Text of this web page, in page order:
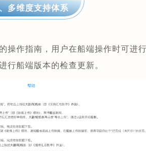
多维度支持体系
操作指南，用户在船端操作时可进
行船端版本的检查更新。